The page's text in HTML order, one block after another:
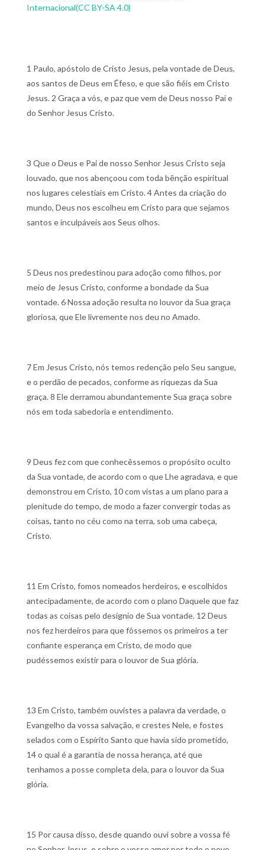
Internacional(CC BY-SA 4.0)
1 Paulo, apóstolo de Cristo Jesus, pela vontade de Deus,
aos santos de Deus em Éfeso, e que são fiéis em Cristo
Jesus. 2 Graça a vós, e paz que vem de Deus nosso Pai e
do Senhor Jesus Cristo.
3 Que o Deus e Pai de nosso Senhor Jesus Cristo seja
louvado, que nos abençoou com toda bênção espiritual
nos lugares celestiais em Cristo.4 Antes da criação do
mundo, Deus nos escolheu em Cristo para que sejamos
santos e inculpáveis aos Seus olhos.
5 Deus nos predestinou para adoção como filhos, por
meio de Jesus Cristo, conforme a bondade da Sua
vontade.6 Nossa adoção resulta no louvor da Sua graça
gloriosa, que Ele livremente nos deu no Amado.
7 Em Jesus Cristo, nós temos redenção pelo Seu sangue,
e o perdão de pecados, conforme as riquezas da Sua
graça.8 Ele derramou abundantemente Sua graça sobre
nós em toda sabedoria e entendimento.
9 Deus fez com que conhecêssemos o propósito oculto
da Sua vontade, de acordo com o que Lhe agradava, e que
demonstrou em Cristo, 10 com vistas a um plano para a
plenitude do tempo, de modo a fazer convergir todas as
coisas, tanto no céu como na terra, sob uma cabeça,
Cristo.
11 Em Cristo, fomos nomeados herdeiros, e escolhidos
antecipadamente, de acordo com o plano Daquele que faz
todas as coisas pelo desígnio de Sua vontade. 12 Deus
nos fez herdeiros para que fôssemos os primeiros a ter
confiante esperança em Cristo, de modo que
pudéssemos existir para o louvor de Sua glória.
13 Em Cristo, também ouvistes a palavra da verdade, o
Evangelho da vossa salvação, e crestes Nele, e fostes
selados com o Espírito Santo que havia sido prometido,
14 o qual é a garantia de nossa herança, até que
tenhamos a posse completa dela, para o louvor da Sua
glória.
15 Por causa disso, desde quando ouvi sobre a vossa fé